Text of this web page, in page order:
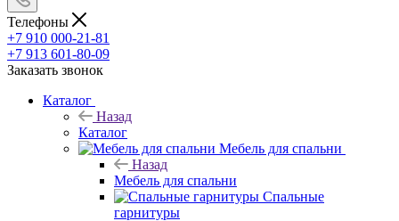
Телефоны
+7 910 000-21-81
+7 913 601-80-09
Заказать звонок
Каталог
Назад
Каталог
Мебель для спальни
Назад
Мебель для спальни
Спальные
гарнитуры